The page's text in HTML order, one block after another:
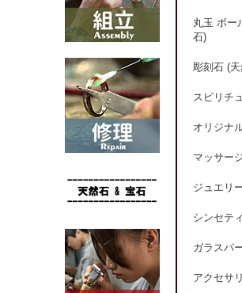
丸玉 ボー
石)
彫刻石 (
スピリチ
オリジナ
マッサー
ジュエリ
シンセテ
ガラスパ
アクセサ